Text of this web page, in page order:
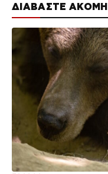
ΔΙΑΒΑΣΤΕ ΑΚΟΜΗ